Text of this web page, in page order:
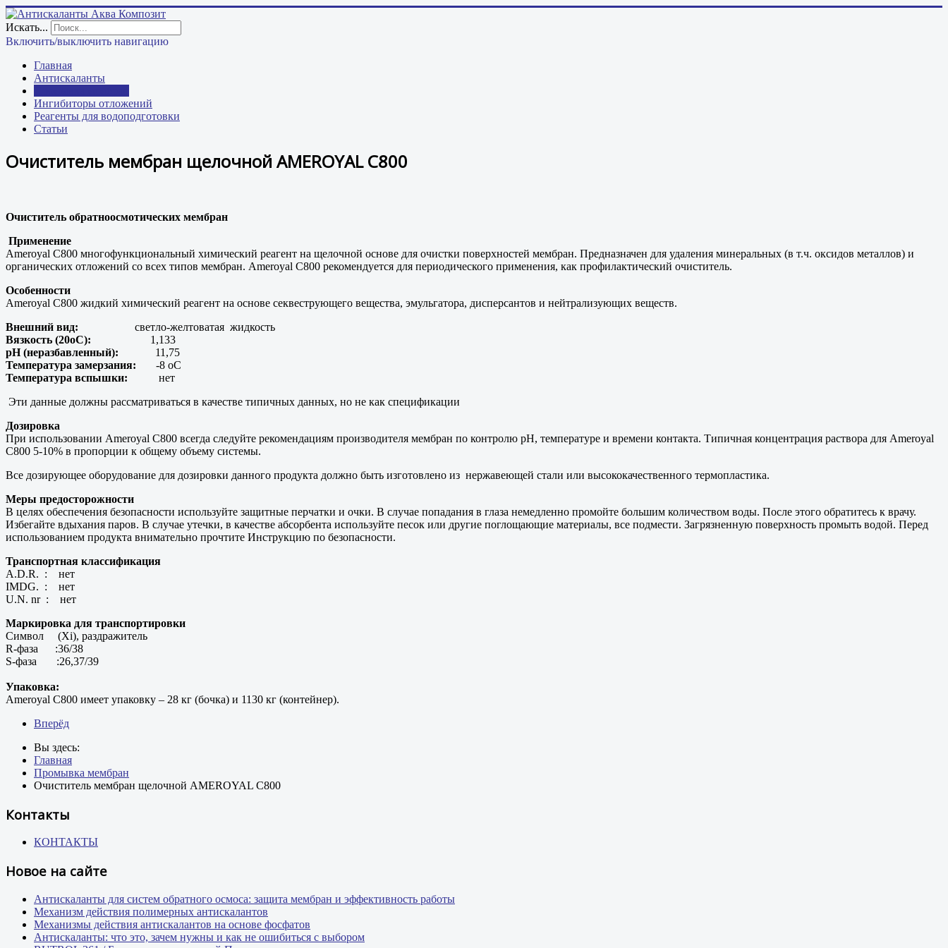
Искать...
Включить/выключить навигацию
Главная
Антискаланты
Ингибиторы отложений
Реагенты для водоподготовки
Статьи
Очиститель мембран щелочной AMEROYAL C800
Очиститель обратноосмотических мембран
Применение
Ameroyal C800 многофункциональный химический реагент на щелочной основе для очистки поверхностей мембран. Предназначен для удаления минеральных (в т.ч. оксидов металлов) и
органических отложений со всех типов мембран. Ameroyal C800 рекомендуется для периодического применения, как профилактический очиститель.
Особенности
Ameroyal C800 жидкий химический реагент на основе секвеструющего вещества, эмульгатора, дисперсантов и нейтрализующих веществ.
Внешний вид:
светло-желтоватая жидкость
Вязкость (20оС):
1,133
pH (неразбавленный):
11,75
Температура замерзания:
-8 оС
Температура вспышки:
нет
Эти данные должны рассматриваться в качестве типичных данных, но не как спецификации
Дозировка
При использовании Ameroyal C800 всегда следуйте рекомендациям производителя мембран по контролю pH, температуре и времени контакта. Типичная концентрация раствора для Ameroyal
C800 5-10% в пропорции к общему объему системы.
Все дозирующее оборудование для дозировки данного продукта должно быть изготовлено из нержавеющей стали или высококачественного термопластика.
Меры предосторожности
В целях обеспечения безопасности используйте защитные перчатки и очки. В случае попадания в глаза немедленно промойте большим количеством воды. После этого обратитесь к врачу.
Избегайте вдыхания паров. В случае утечки, в качестве абсорбента используйте песок или другие поглощающие материалы, все подмести. Загрязненную поверхность промыть водой. Перед
использованием продукта внимательно прочтите Инструкцию по безопасности.
Транспортная классификация
A.D.R. : нет
IMDG. : нет
U.N. nr : нет
Маркировка для транспортировки
Символ (Xi), раздражитель
R-фаза :36/38
S-фаза :26,37/39
Упаковка:
Ameroyal C800 имеет упаковку – 28 кг (бочка) и 1130 кг (контейнер).
Вперёд
Вы здесь:
Главная
Промывка мембран
Очиститель мембран щелочной AMEROYAL C800
Контакты
КОНТАКТЫ
Новое на сайте
Антискаланты для систем обратного осмоса: защита мембран и эффективность работы
Механизм действия полимерных антискалантов
Механизмы действия антискалантов на основе фосфатов
Антискаланты: что это, зачем нужны и как не ошибиться с выбором